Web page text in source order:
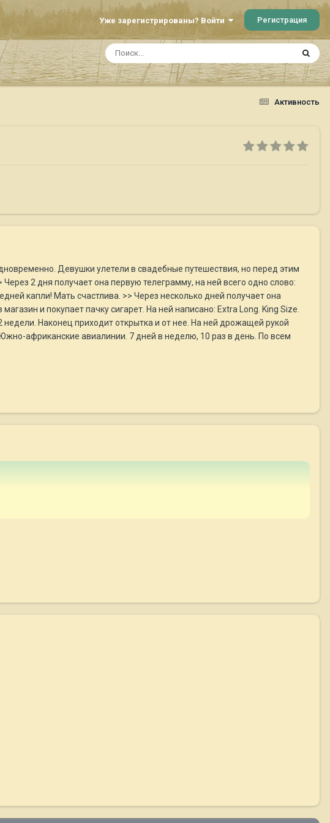
Уже зарегистрированы? Войти Регистрация
Активность
Девушки улетели в свадебные путешествия, но перед этим
2 дня получает она первую телеграмму, на ней всего одно слово:
капли! Мать счастлива. >> Через несколько дней получает она
и покупает пачку сигарет. На ней написано: Extra Long. King Size.
Наконец приходит открытка и от нее. На ней дрожащей рукой
африканские авиалинии. 7 дней в неделю, 10 раз в день. По всем